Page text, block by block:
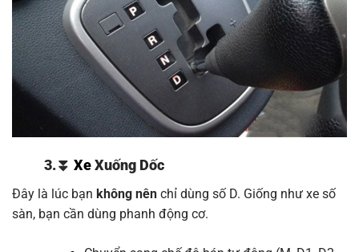
3.⏬ XeXuống Dốc
Đây là lúc bạn không nên chỉ dùng số D. Giống như xe số
sàn, bạn cần dùng phanh động cơ.